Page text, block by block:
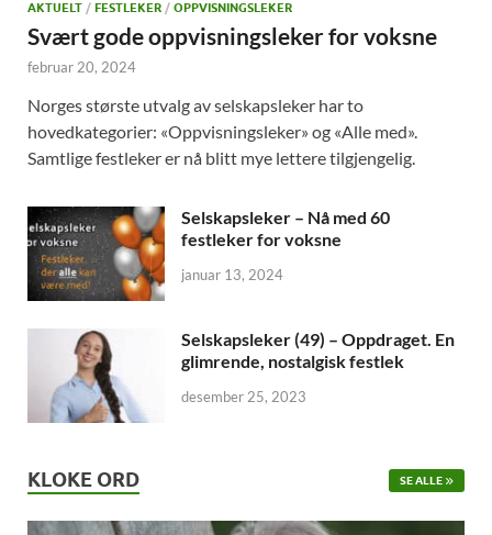
AKTUELT / FESTLEKER / OPPVISNINGSLEKER
Svært gode oppvisningsleker for voksne
februar 20, 2024
Norges største utvalg av selskapsleker har to
hovedkategorier: «Oppvisningsleker» og «Alle med».
Samtlige festleker er nå blitt mye lettere tilgjengelig.
Selskapsleker – Nå med 60
festleker for voksne
januar 13, 2024
Selskapsleker (49) – Oppdraget. En
glimrende, nostalgisk festlek
desember 25, 2023
KLOKE ORD SE ALLE